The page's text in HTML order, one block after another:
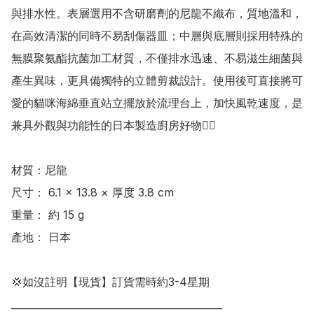
與排水性。表層選用不含研磨劑的尼龍不織布，質地溫和，
在高效清潔的同時不易刮傷器皿；中層與底層則採用特殊的
無膜聚氨酯抗菌加工材質，不僅排水迅速、不易滋生細菌與
產生異味，更具備獨特的立體剪裁設計。使用後可直接將可
愛的貓咪海綿垂直站立擺放於流理台上，加快風乾速度，是
兼具外觀與功能性的日本製造廚房好物👍🏻
材質：尼龍
尺寸： 6.1 × 13.8 × 厚度 3.8 cm
重量： 約 15 g
產地： 日本
💢如沒註明【現貨】訂貨需時約3-4星期